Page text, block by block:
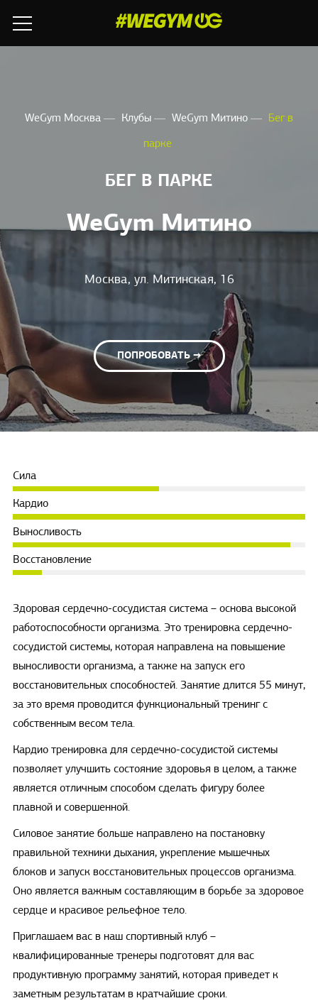
WeGym Москва Клубы WeGym Митино Бег в
парке
БЕГ В ПАРКЕ
WeGym Митино
Москва, ул. Митинская, 16
ПОПРОБОВАТЬ →
Сила
Кардио
Выносливость
Восстановление
Здоровая сердечно-сосудистая система – основа высокой
работоспособности организма. Это тренировка сердечно-
сосудистой системы, которая направлена на повышение
выносливости организма, а также на запуск его
восстановительных способностей. Занятие длится 55 минут,
за это время проводится функциональный тренинг с
собственным весом тела.
Кардио тренировка для сердечно-сосудистой системы
позволяет улучшить состояние здоровья в целом, а также
является отличным способом сделать фигуру более
плавной и совершенной.
Силовое занятие больше направлено на постановку
правильной техники дыхания, укрепление мышечных
блоков и запуск восстановительных процессов организма.
Оно является важным составляющим в борьбе за здоровое
сердце и красивое рельефное тело.
Приглашаем вас в наш спортивный клуб –
квалифицированные тренеры подготовят для вас
продуктивную программу занятий, которая приведет к
заметным результатам в кратчайшие сроки.